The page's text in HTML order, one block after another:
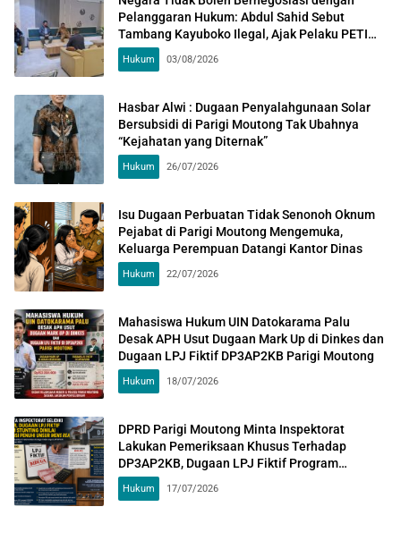
Pelanggaran Hukum: Abdul Sahid Sebut
Tambang Kayuboko Ilegal, Ajak Pelaku PETI
Normalisasi Sungai
Hukum 03/08/2026
Hasbar Alwi : Dugaan Penyalahgunaan Solar
Bersubsidi di Parigi Moutong Tak Ubahnya
“Kejahatan yang Diternak”
Hukum 26/07/2026
Isu Dugaan Perbuatan Tidak Senonoh Oknum
Pejabat di Parigi Moutong Mengemuka,
Keluarga Perempuan Datangi Kantor Dinas
Hukum 22/07/2026
Mahasiswa Hukum UIN Datokarama Palu
Desak APH Usut Dugaan Mark Up di Dinkes dan
Dugaan LPJ Fiktif DP3AP2KB Parigi Moutong
Hukum 18/07/2026
DPRD Parigi Moutong Minta Inspektorat
Lakukan Pemeriksaan Khusus Terhadap
DP3AP2KB, Dugaan LPJ Fiktif Program
Stunting Dinilai Berpotensi Penuhi Unsur Mens
Rea
Hukum 17/07/2026